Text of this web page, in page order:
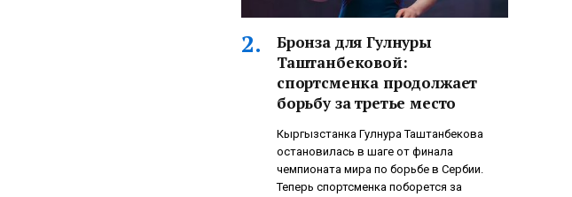
Бронза для Гулнуры
Таштанбековой:
спортсменка продолжает
борьбу за третье место
Кыргызстанка Гулнура Таштанбекова
остановилась в шаге от финала
чемпионата мира по борьбе в Сербии.
Теперь спортсменка поборется за